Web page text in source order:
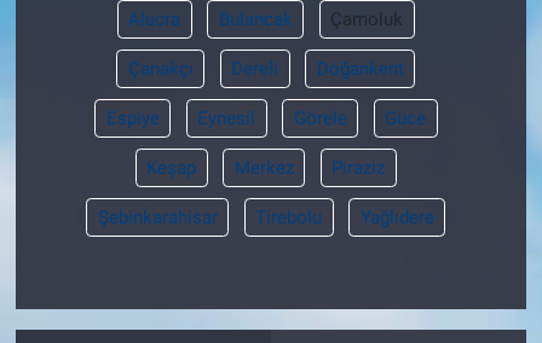
Alucra Bulancak Çamoluk
Çanakçı Dereli Doğankent
Espiye Eynesil Görele Güce
Keşap Merkez Piraziz
Şebinkarahisar Tirebolu Yağlıdere
Tohum